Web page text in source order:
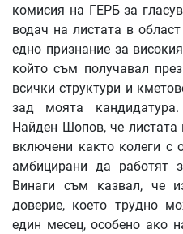
комисия на ГЕРБ за
водач на листата в
едно признание за
който съм получавал
всички структури и
зад моята
Найден Шопов, че листата
включени както колеги с
амбицирани да работят
Винаги съм казвал, че
доверие, което трудно
един месец, особено ако